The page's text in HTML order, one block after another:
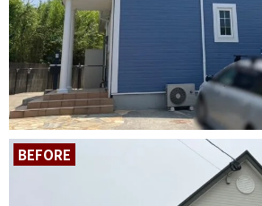
BEFORE